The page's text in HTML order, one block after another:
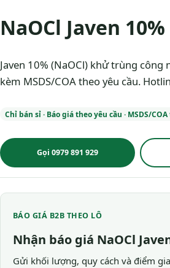
NaOCl Javen 10%
Javen 10% (NaOCl) khử trùng công
kèm MSDS/COA theo yêu cầu.
Chỉ bán sỉ · Báo giá theo yêu cầu · MSDS/
Gọi 0979 891 929
BÁO GIÁ B2B THEO LÔ
Nhận báo giá NaOCl
Gửi khối lượng, quy cách và điểm